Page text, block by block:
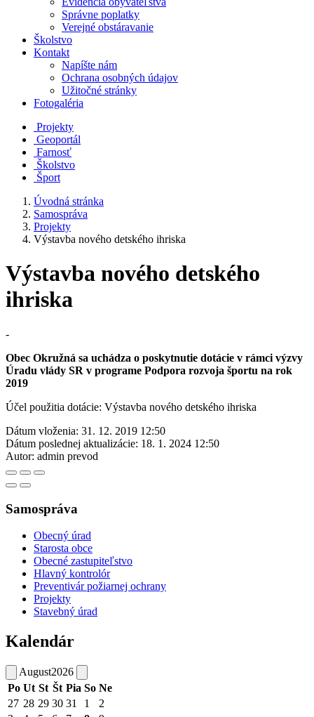
Správne poplatky
Verejné obstáravanie
Školstvo
Kontakt
Napíšte nám
Ochrana osobných údajov
Užitočné stránky
Fotogaléria
Projekty
Geoportál
Farnosť
Školstvo
Šport
Úvodná stránka
Samospráva
Projekty
Výstavba nového detského ihriska
Výstavba nového detského
ihriska
-
Obec Okružná sa uchádza o poskytnutie dotácie v rámci výzvy
Úradu vlády SR v programe Podpora rozvoja športu na rok
2019
Účel použitia dotácie: Výstavba nového detského ihriska
Dátum vloženia: 31. 12. 2019 12:50
Dátum poslednej aktualizácie: 18. 1. 2024 12:50
Autor: admin prevod
Samospráva
Obecný úrad
Starosta obce
Obecné zastupiteľstvo
Hlavný kontrolór
Preventivár požiarnej ochrany
Projekty
Stavebný úrad
Kalendár
August2026
Po Ut St Št Pia So Ne
27 28 29 30 31 1
2